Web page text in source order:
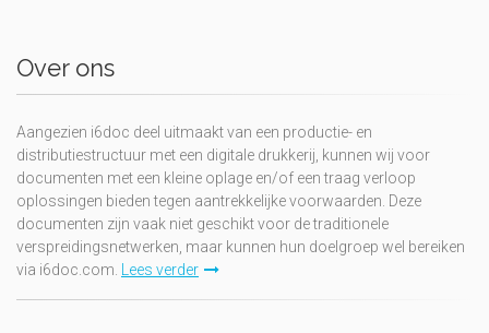
Over ons
Aangezien i6doc deel uitmaakt van een productie- en
distributiestructuur met een digitale drukkerij, kunnen wij voor
documenten met een kleine oplage en/of een traag verloop
oplossingen bieden tegen aantrekkelijke voorwaarden. Deze
documenten zijn vaak niet geschikt voor de traditionele
verspreidingsnetwerken, maar kunnen hun doelgroep wel bereiken
via i6doc.com.
Lees verder